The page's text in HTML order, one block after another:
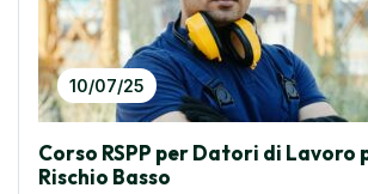
10/07/25
Corso RSPP per Datori di Lavoro
Rischio Basso